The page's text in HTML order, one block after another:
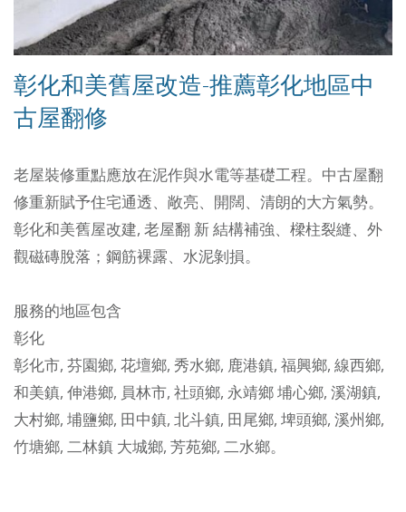
彰化和美舊屋改造-推薦彰化地區中
古屋翻修
老屋裝修重點應放在泥作與水電等基礎工程。中古屋翻
修重新賦予住宅通透、敞亮、開闊、清朗的大方氣勢。
彰化和美舊屋改建, 老屋翻 新結構補強、樑柱裂縫、外
觀磁磚脫落；鋼筋裸露、水泥剝損。
服務的地區包含
彰化
彰化市, 芬園鄉, 花壇鄉, 秀水鄉, 鹿港鎮, 福興鄉, 線西鄉,
和美鎮, 伸港鄉, 員林市, 社頭鄉, 永靖鄉埔心鄉, 溪湖鎮,
大村鄉, 埔鹽鄉, 田中鎮, 北斗鎮, 田尾鄉, 埤頭鄉, 溪州鄉,
竹塘鄉, 二林鎮 大城鄉, 芳苑鄉, 二水鄉。